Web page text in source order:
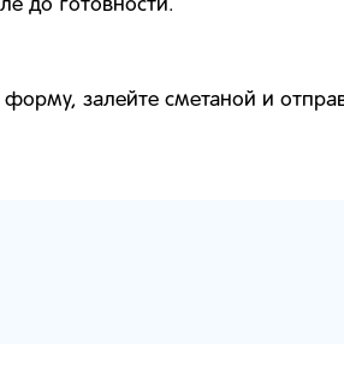
до готовности.
залейте сметаной и